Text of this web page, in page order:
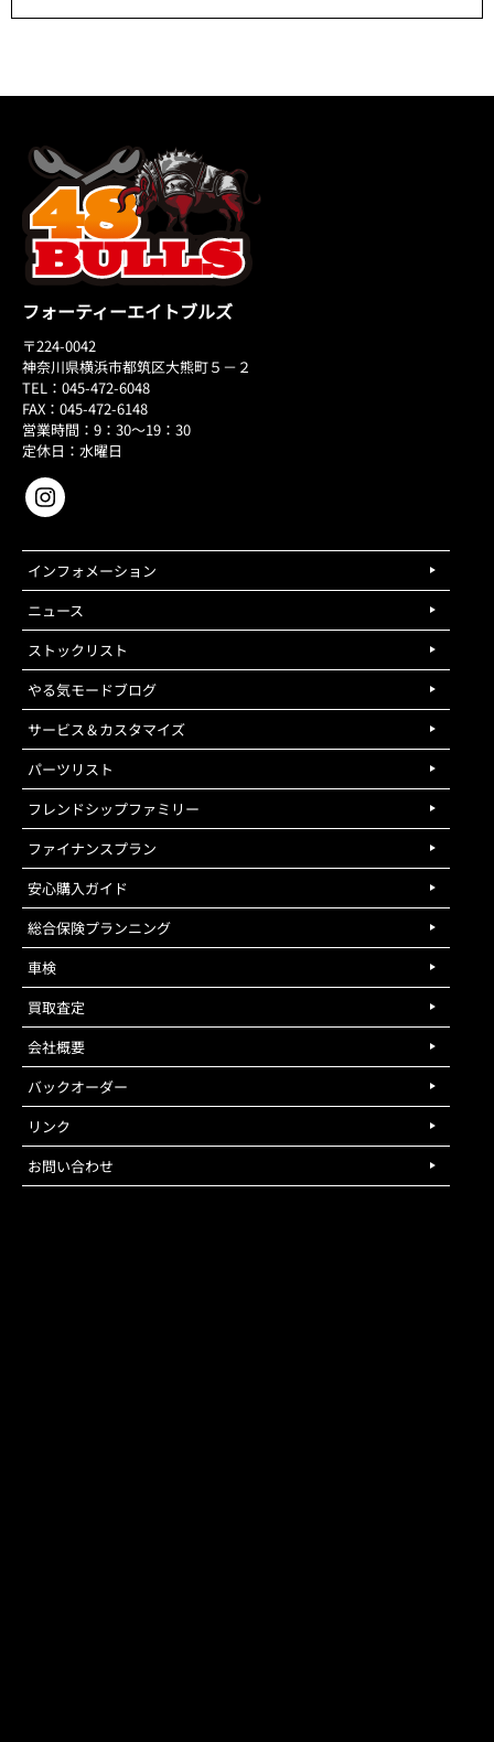
フォーティーエイトブルズ
〒224-0042
神奈川県横浜市都筑区大熊町５－２
TEL：045-472-6048
FAX：045-472-6148
営業時間：9：30～19：30
定休日：水曜日
インフォメーション
ニュース
ストックリスト
やる気モードブログ
サービス＆カスタマイズ
パーツリスト
フレンドシップファミリー
ファイナンスプラン
安心購入ガイド
総合保険プランニング
車検
買取査定
会社概要
バックオーダー
リンク
お問い合わせ